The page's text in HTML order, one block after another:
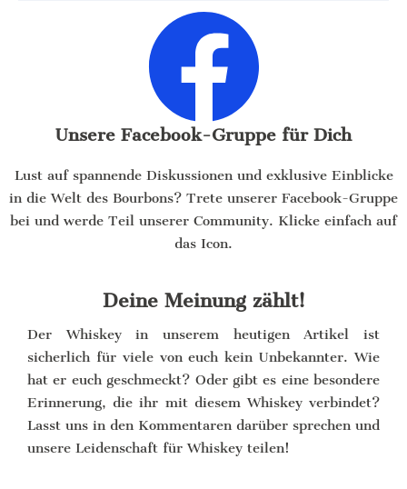
Unsere Facebook-Gruppe für Dich
Lust auf spannende Diskussionen und exklusive Einblicke
in die Welt des Bourbons? Trete unserer Facebook-Gruppe
bei und werde Teil unserer Community. Klicke einfach auf
das Icon.
Deine Meinung zählt!
Der Whiskey in unserem heutigen Artikel ist
sicherlich für viele von euch kein Unbekannter. Wie
hat er euch geschmeckt? Oder gibt es eine besondere
Erinnerung, die ihr mit diesem Whiskey verbindet?
Lasst uns in den Kommentaren darüber sprechen und
unsere Leidenschaft für Whiskey teilen!